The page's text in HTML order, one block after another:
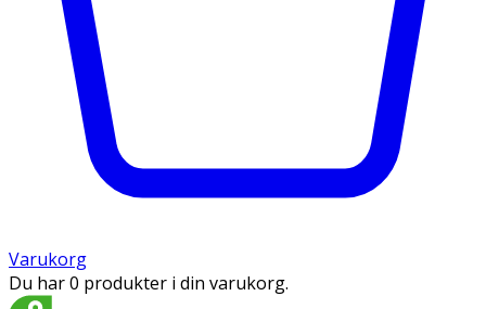
Varukorg
Du har 0 produkter i din varukorg.